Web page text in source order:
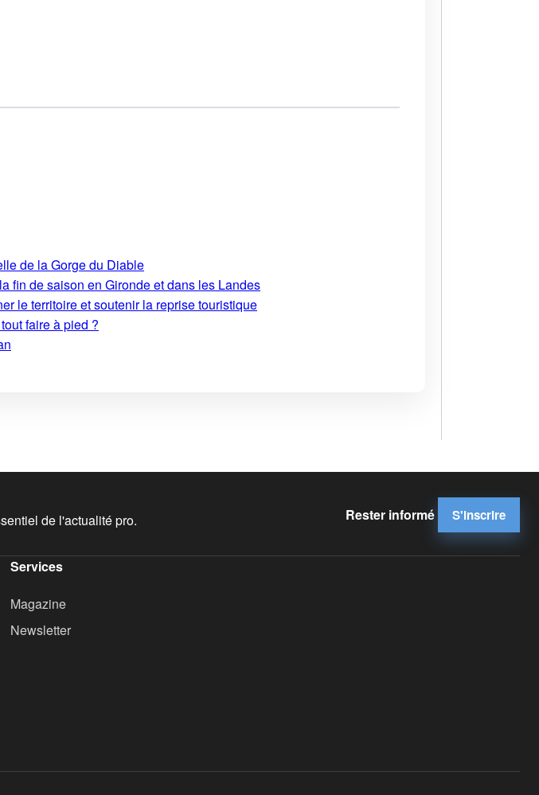
de la Gorge du Diable
fin de saison en Gironde et dans les Landes
le territoire et soutenir la reprise touristique
faire à pied ?
de l'actualité pro. Rester informé S'inscrire
Services
Magazine
Newsletter